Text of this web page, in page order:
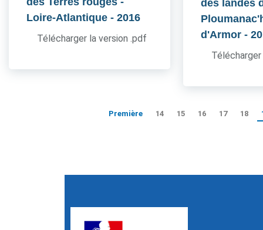
Loire-Atlantique - 2016
Télécharger la version .pdf
des landes
d'Armor -
Première 14 15 16 17 18